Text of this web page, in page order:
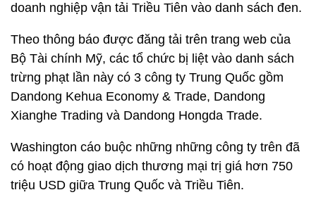
doanh nghiệp vận tải Triều Tiên vào danh sách đen.
Theo thông báo được đăng tải trên trang web của
Bộ Tài chính Mỹ, các tổ chức bị liệt vào danh sách
trừng phạt lần này có 3 công ty Trung Quốc gồm
Dandong Kehua Economy & Trade, Dandong
Xianghe Trading và Dandong Hongda Trade.
Washington cáo buộc những những công ty trên đã
có hoạt động giao dịch thương mại trị giá hơn 750
triệu USD giữa Trung Quốc và Triều Tiên.